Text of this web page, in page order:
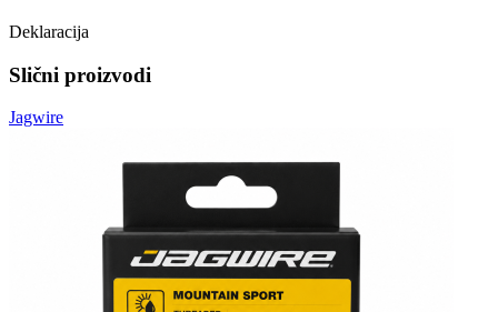
Deklaracija
Slični proizvodi
Jagwire